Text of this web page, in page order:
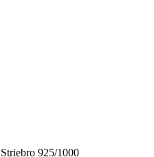
Striebro 925/1000